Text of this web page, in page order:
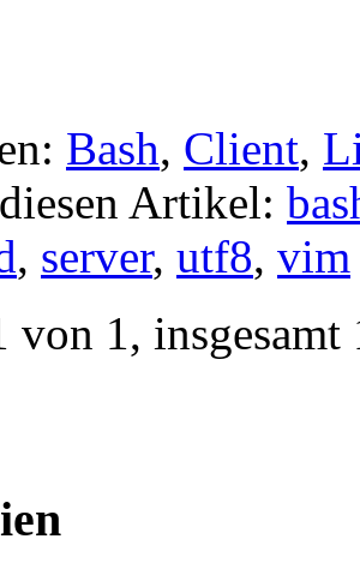
Bash, Client,
Artikel:
, server, utf8, vim
von 1, insgesamt